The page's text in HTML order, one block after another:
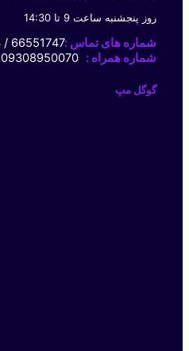
روز پنجشنبه ساعت 9 تا 14:30
شماره های تماس :66551747 / 02166516124
شماره همراه : 09308950070
گوگل مپ